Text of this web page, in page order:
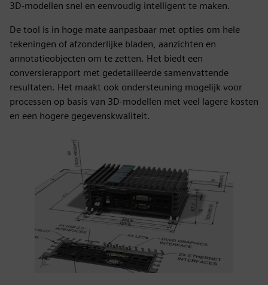
3D-modellen snel en eenvoudig intelligent te maken.
De tool is in hoge mate aanpasbaar met opties om hele
tekeningen of afzonderlijke bladen, aanzichten en
annotatieobjecten om te zetten. Het biedt een
conversierapport met gedetailleerde samenvattende
resultaten. Het maakt ook ondersteuning mogelijk voor
processen op basis van 3D-modellen met veel lagere kosten
en een hogere gegevenskwaliteit.